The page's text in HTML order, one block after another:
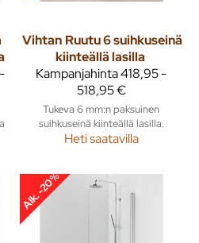
Vihtan Ruutu 6 suihkuseinä
kiinteällä lasilla
Kampanjahinta418,95 -
518,95 €
Tukeva 6 mm:n paksuinen
suihkuseinä kiinteällä lasilla.
Heti saatavilla
Alk. -20%